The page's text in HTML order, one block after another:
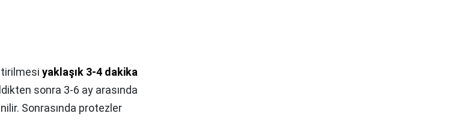
yaklaşık 3-4 dakika
sonra 3-6 ay arasında
Sonrasında protezler